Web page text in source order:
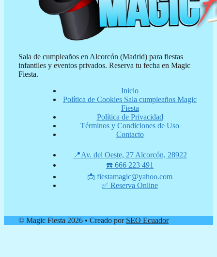
Sala de cumpleaños en Alcorcón (Madrid) para fiestas
infantiles y eventos privados. Reserva tu fecha en Magic
Fiesta.
Inicio
Política de Cookies Sala cumpleaños Magic
Fiesta
Política de Privacidad
Términos y Condiciones de Uso
Contacto
📍Av. del Oeste, 27 Alcorcón, 28922
☎️ 666 223 491
📩 fiestamagic@yahoo.com
✅ Reserva Online
© Magic Fiesta 2026 • Creado por SEO Ecuador